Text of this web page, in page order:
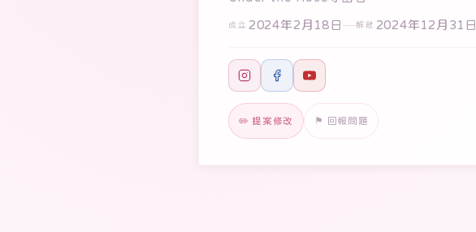
成立 2024年2月18日 解散 2024年12月31日
✏️ 提案修改 ⚑ 回報問題